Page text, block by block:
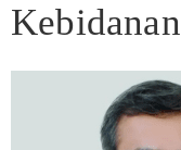
Kebidanan